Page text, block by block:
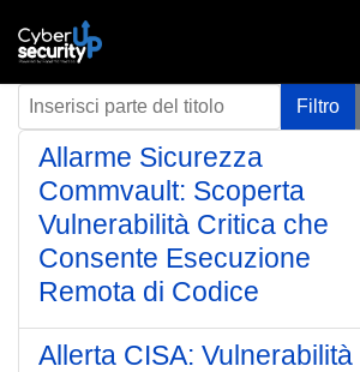
Inserisci parte del titolo Filtro
Allarme Sicurezza
Commvault: Scoperta
Vulnerabilità Critica che
Consente Esecuzione
Remota di Codice
Allerta CISA: Vulnerabilità